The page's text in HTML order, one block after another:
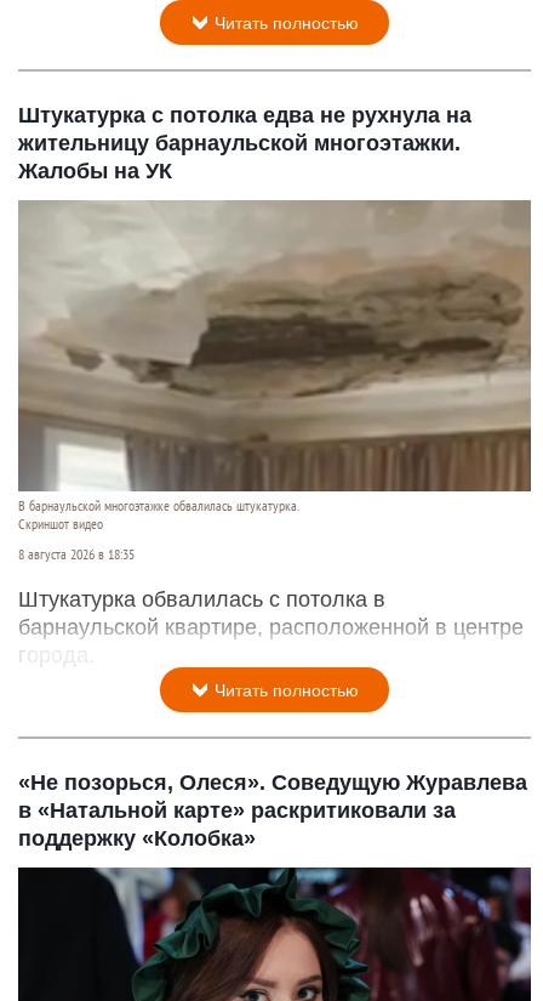
Читать полностью
Штукатурка с потолка едва не рухнула на
жительницу барнаульской многоэтажки.
Жалобы на УК
В барнаульской многоэтажке обвалилась штукатурка.
Скриншот видео
8 августа 2026 в 18:35
Штукатурка обвалилась с потолка в
барнаульской квартире, расположенной в центре
города.
Читать полностью
«Не позорься, Олеся». Соведущую Журавлева
в «Натальной карте» раскритиковали за
поддержку «Колобка»